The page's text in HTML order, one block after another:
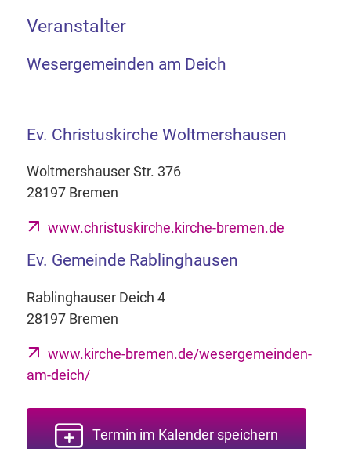
Veranstalter
Wesergemeinden am Deich
Ev. Christuskirche Woltmershausen
Woltmershauser Str. 376
28197 Bremen
www.christuskirche.kirche-bremen.de
Ev. Gemeinde Rablinghausen
Rablinghauser Deich 4
28197 Bremen
www.kirche-bremen.de/wesergemeinden-
am-deich/
Termin im Kalender speichern